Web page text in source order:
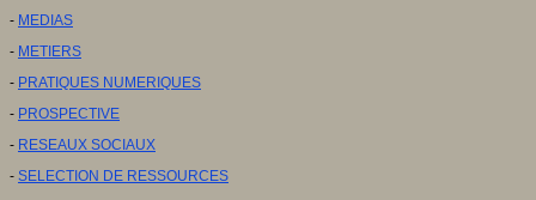
- MEDIAS
- METIERS
- PRATIQUES NUMERIQUES
- PROSPECTIVE
- RESEAUX SOCIAUX
- SELECTION DE RESSOURCES